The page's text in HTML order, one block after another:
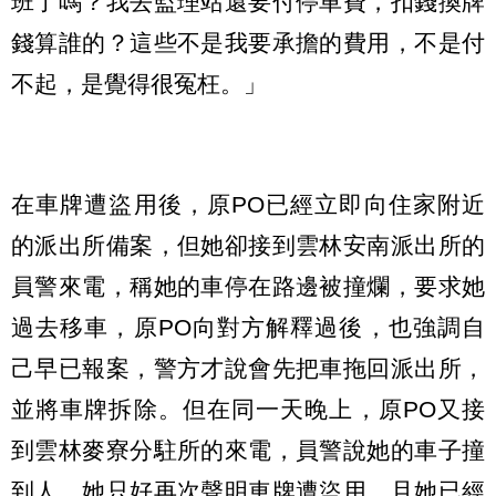
錢算誰的？這些不是我要承擔的費用，不是付
不起，是覺得很冤枉。」
在車牌遭盜用後，原PO已經立即向住家附近
的派出所備案，但她卻接到雲林安南派出所的
員警來電，稱她的車停在路邊被撞爛，要求她
過去移車，原PO向對方解釋過後，也強調自
己早已報案，警方才說會先把車拖回派出所，
並將車牌拆除。但在同一天晚上，原PO又接
到雲林麥寮分駐所的來電，員警說她的車子撞
到人，她只好再次聲明車牌遭盜用，且她已經